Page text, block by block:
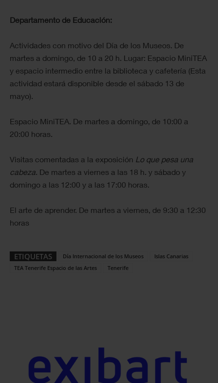
Departamento de Educación:
Actividades con motivo del Día de los Museos. De
martes a domingo, de 10 a 20 h. Lugar: Espacio MiniTEA
y espacio intermedio entre la biblioteca y cafetería (Esta
actividad estará disponible desde el sábado 13 de
mayo).
Espacio MiniTEA. De martes a domingo, de 10:00 a
20:00 horas.
Visitas comentadas a la exposición Lo que pesa una
cabeza. De martes a viernes a las 18 h. y sábado y
domingo a las 12:00 y a las 17:00 horas.
El arte de aprender. De martes a viernes, de 9:30 a 12:30
horas
ETIQUETAS Día Internacional de los Museos
Islas Canarias
TEA Tenerife Espacio de las Artes
Tenerife